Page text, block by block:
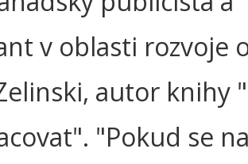
v oblasti rozvoje
autor knihy
"Pokud se